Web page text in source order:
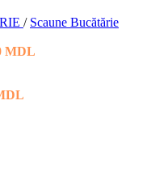
/ Scaune Bucătărie
MDL